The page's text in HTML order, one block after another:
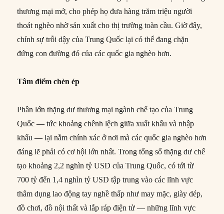
thương mại mở, cho phép họ đưa hàng trăm triệu người
thoát nghèo nhờ sản xuất cho thị trường toàn cầu. Giờ đây,
chính sự trỗi dậy của Trung Quốc lại có thể đang chặn
đứng con đường đó của các quốc gia nghèo hơn.
Tâm điểm chèn ép
Phần lớn thặng dư thương mại ngành chế tạo của Trung
Quốc — tức khoảng chênh lệch giữa xuất khẩu và nhập
khẩu — lại nằm chính xác ở nơi mà các quốc gia nghèo hơn
đáng lẽ phải có cơ hội lớn nhất. Trong tổng số thặng dư chế
tạo khoảng 2,2 nghìn tỷ USD của Trung Quốc, có tới từ
700 tỷ đến 1,4 nghìn tỷ USD tập trung vào các lĩnh vực
thâm dụng lao động tay nghề thấp như may mặc, giày dép,
đồ chơi, đồ nội thất và lắp ráp điện tử — những lĩnh vực